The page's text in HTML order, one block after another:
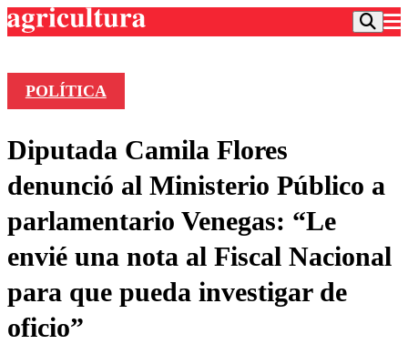
Frecuencias
Agricultura TV
Deportes
Colo Colo
Motor
Otros Deportes
Seleccion Chilena
Entretención
Dato Practico
Economía
Vida Social
Publicaciones en medios
Opinión
POLÍTICA
Diputada Camila Flores
denunció al Ministerio Público a
parlamentario Venegas: “Le
envié una nota al Fiscal Nacional
para que pueda investigar de
oficio”